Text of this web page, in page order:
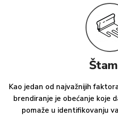
Kao jedan od najvažnijih
brendiranje je obećanje koje
pomaže u identifikovanju